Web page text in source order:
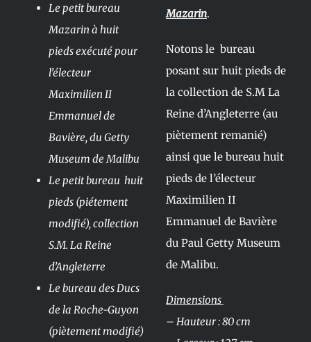
Le petit bureau
Mazarin à huit
pieds exécuté pour
l’électeur
Maximilien II
Emmanuel de
Bavière, du Getty
Museum de Malibu
Le petit bureau huit
pieds (piétement
modifié), collection
S.M. La Reine
d’Angleterre
Le bureau des Ducs
de la Roche-Guyon
(piètement modifié)
Mazarin.
Notons le bureau
posant sur huit pieds de
la collection de S.M La
Reine d’Angleterre (au
piètement remanié)
ainsi que le bureau huit
pieds de l’électeur
Maximilien II
Emmanuel de Bavière
du Paul Getty Museum
de Malibu.
Dimensions
– Hauteur : 80 cm